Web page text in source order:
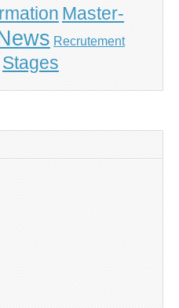
Master-
Recrutement
Stages